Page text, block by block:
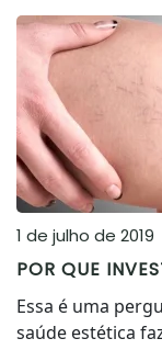
1 de julho de 2019
POR QUE
Essa é uma
saúde estética